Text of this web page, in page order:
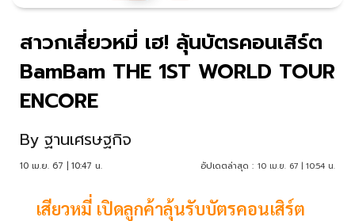
สาวกเสี่ยวหมี่ เฮ! ลุ้นบัตรคอนเสิร์ต
BamBam THE 1ST WORLD TOUR
ENCORE
By ฐานเศรษฐกิจ
10 เม.ย. 67 | 10:47 น. อัปเดตล่าสุด : 10 เม.ย. 67 | 10:54 น.
เสียวหมี่ เปิดลูกค้าลุ้นรับบัตรคอนเสิร์ต